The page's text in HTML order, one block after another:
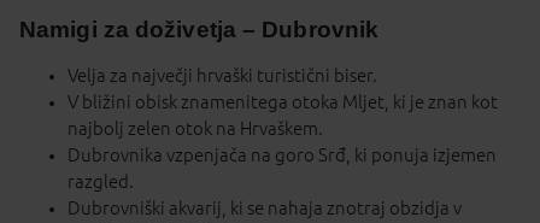
Namigi za doživetja – Dubrovnik
Velja za največji hrvaški turistični biser.
V bližini obisk znamenitega otoka Mljet, ki je znan kot
najbolj zelen otok na Hrvaškem.
Dubrovnika vzpenjača na goro Srđ, ki ponuja izjemen
razgled.
Dubrovniški akvarij, ki se nahaja znotraj obzidja v